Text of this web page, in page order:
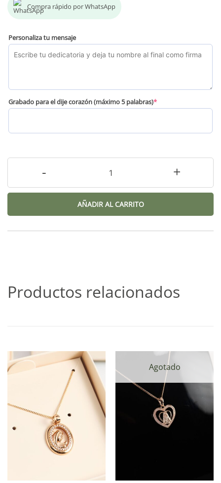
Compra rápido por WhatsApp
Personaliza tu mensaje
Grabado para el dije corazón (máximo 5 palabras)*
- +
AÑADIR AL CARRITO
Productos relacionados
Agotado